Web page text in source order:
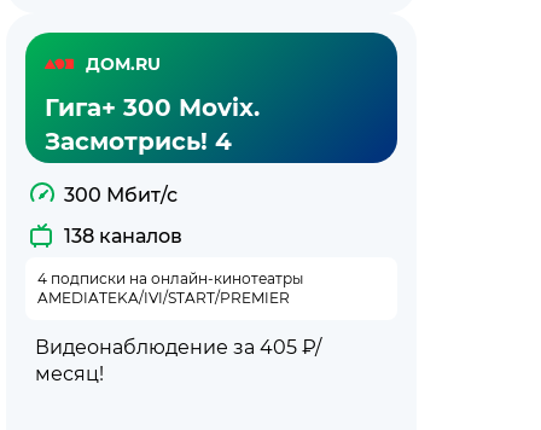
ДОМ.RU
Гига+ 300 Movix.
Засмотрись! 4
300 Мбит/с
138 каналов
4 подписки на онлайн-кинотеатры
AMEDIATEKA/IVI/START/PREMIER
Видеонаблюдение за 405 ₽/
месяц!